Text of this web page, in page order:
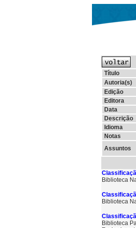
Título
Autoria(s)
Edição
Editora
Data
Descrição
Idioma
Notas
Assuntos
Biblioteca
Biblioteca
Biblioteca